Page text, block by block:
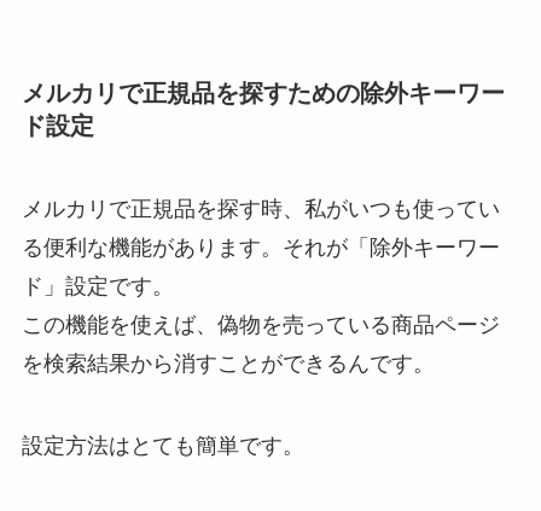
メルカリで正規品を探すための除外キーワー
ド設定
メルカリで正規品を探す時、私がいつも使ってい
る便利な機能があります。それが「除外キーワー
ド」設定です。
この機能を使えば、偽物を売っている商品ページ
を検索結果から消すことができるんです。
設定方法はとても簡単です。